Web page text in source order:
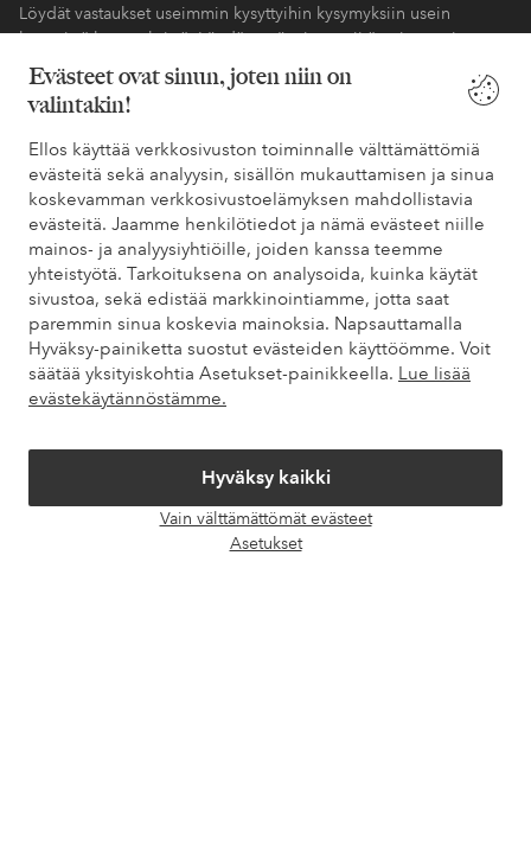
Evästeet ovat sinun, joten niin on
valintakin!
Ellos käyttää verkkosivuston toiminnalle välttämättömiä
evästeitä sekä analyysin, sisällön mukauttamisen ja sinua
koskevamman verkkosivustoelämyksen mahdollistavia
evästeitä. Jaamme henkilötiedot ja nämä evästeet niille
mainos- ja analyysiyhtiöille, joiden kanssa teemme
yhteistyötä. Tarkoituksena on analysoida, kuinka käytät
sivustoa, sekä edistää markkinointiamme, jotta saat
paremmin sinua koskevia mainoksia. Napsauttamalla
Hyväksy-painiketta suostut evästeiden käyttöömme. Voit
säätää yksityiskohtia Asetukset-painikkeella. Lue lisää
evästekäytännöstämme.
Hyväksy kaikki
Vain välttämättömät evästeet
Asetukset
Löydät vastaukset useimmin kysyttyihin kysymyksiin usein
kysytyistä kysymyksistä. Löydät myös tietoa siitä, miten voit ottaa
meihin yhteyttä.
Omat sivut
Tietoa Elloksesta
Palvelumme